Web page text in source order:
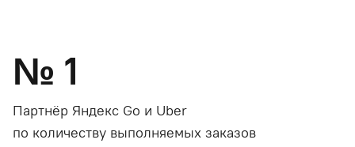
№ 1
Партнёр Яндекс Go и Uber
по количеству выполняемых заказов